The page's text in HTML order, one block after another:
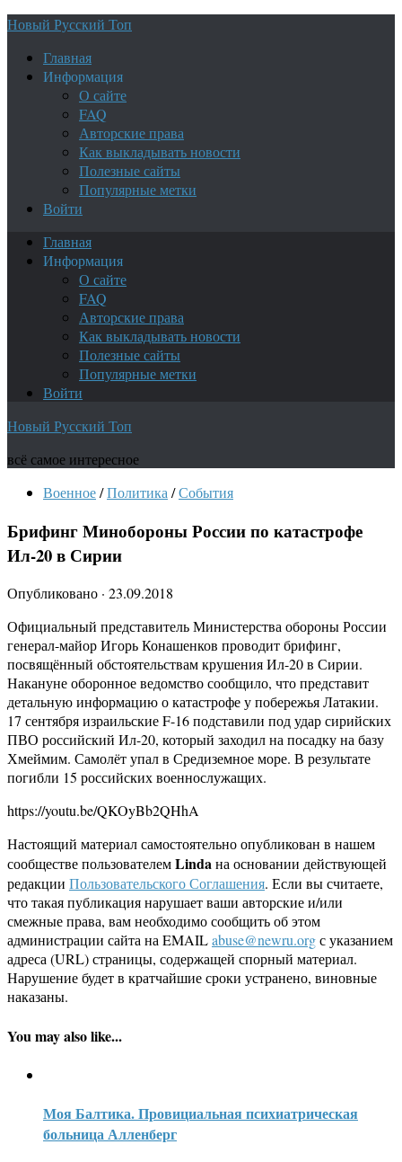
Новый Русский Топ
Главная
Информация
О сайте
FAQ
Авторские права
Как выкладывать новости
Полезные сайты
Популярные метки
Войти
Главная
Информация
О сайте
FAQ
Авторские права
Как выкладывать новости
Полезные сайты
Популярные метки
Войти
Новый Русский Топ
всё самое интересное
Военное/Политика /События
Брифинг Минобороны России по катастрофе
Ил-20 в Сирии
Опубликовано · 23.09.2018
Официальный представитель Министерства обороны России
генерал-майор Игорь Конашенков проводит брифинг,
посвящённый обстоятельствам крушения Ил-20 в Сирии.
Накануне оборонное ведомство сообщило, что представит
детальную информацию о катастрофе у побережья Латакии.
17 сентября израильские F-16 подставили под удар сирийских
ПВО российский Ил-20, который заходил на посадку на базу
Хмеймим. Самолёт упал в Средиземное море. В результате
погибли 15 российских военнослужащих.
https://youtu.be/QKOyBb2QHhA
Настоящий материал самостоятельно опубликован в нашем
сообществе пользователемLindaна основании действующей
редакции Пользовательского Соглашения. Если вы считаете,
что такая публикация нарушает ваши авторские и/или
смежные права, вам необходимо сообщить об этом
администрации сайта на EMAILabuse@newru.orgс указанием
адреса (URL) страницы, содержащей спорный материал.
Нарушение будет в кратчайшие сроки устранено, виновные
наказаны.
You may also like...
Моя Балтика. Провициальная психиатрическая
больница Алленберг